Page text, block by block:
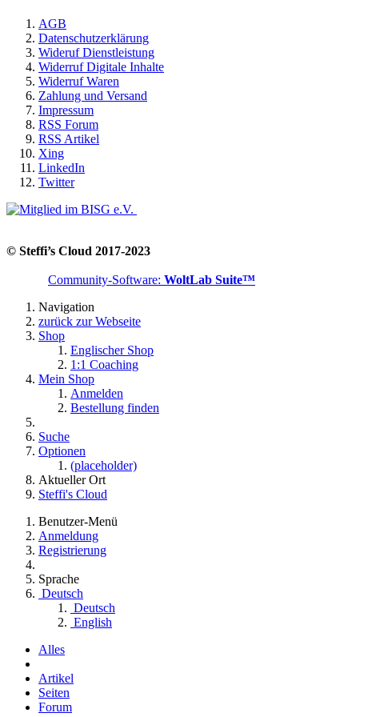
AGB
Datenschutzerklärung
Wideruf Dienstleistung
Widerruf Digitale Inhalte
Widerruf Waren
Zahlung und Versand
Impressum
RSS Forum
RSS Artikel
Xing
LinkedIn
Twitter
© Steffi’s Cloud 2017-2023
Community-Software: WoltLab Suite™
Navigation
zurück zur Webseite
Shop
Englischer Shop
1:1 Coaching
Mein Shop
Anmelden
Bestellung finden
Suche
Optionen
(placeholder)
Aktueller Ort
Steffi's Cloud
Benutzer-Menü
Anmeldung
Registrierung
Sprache
Deutsch
Deutsch
English
Alles
Artikel
Seiten
Forum